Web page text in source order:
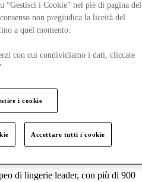
brilla con un nuovo design e
di lingerie leader, con più di 900
“Gestisci i Cookie” nel piè di pagina del
non pregiudica la liceità del
a quel momento.
con cui condividiamo i dati, cliccate
i cookie
Accettare tutti i cookie